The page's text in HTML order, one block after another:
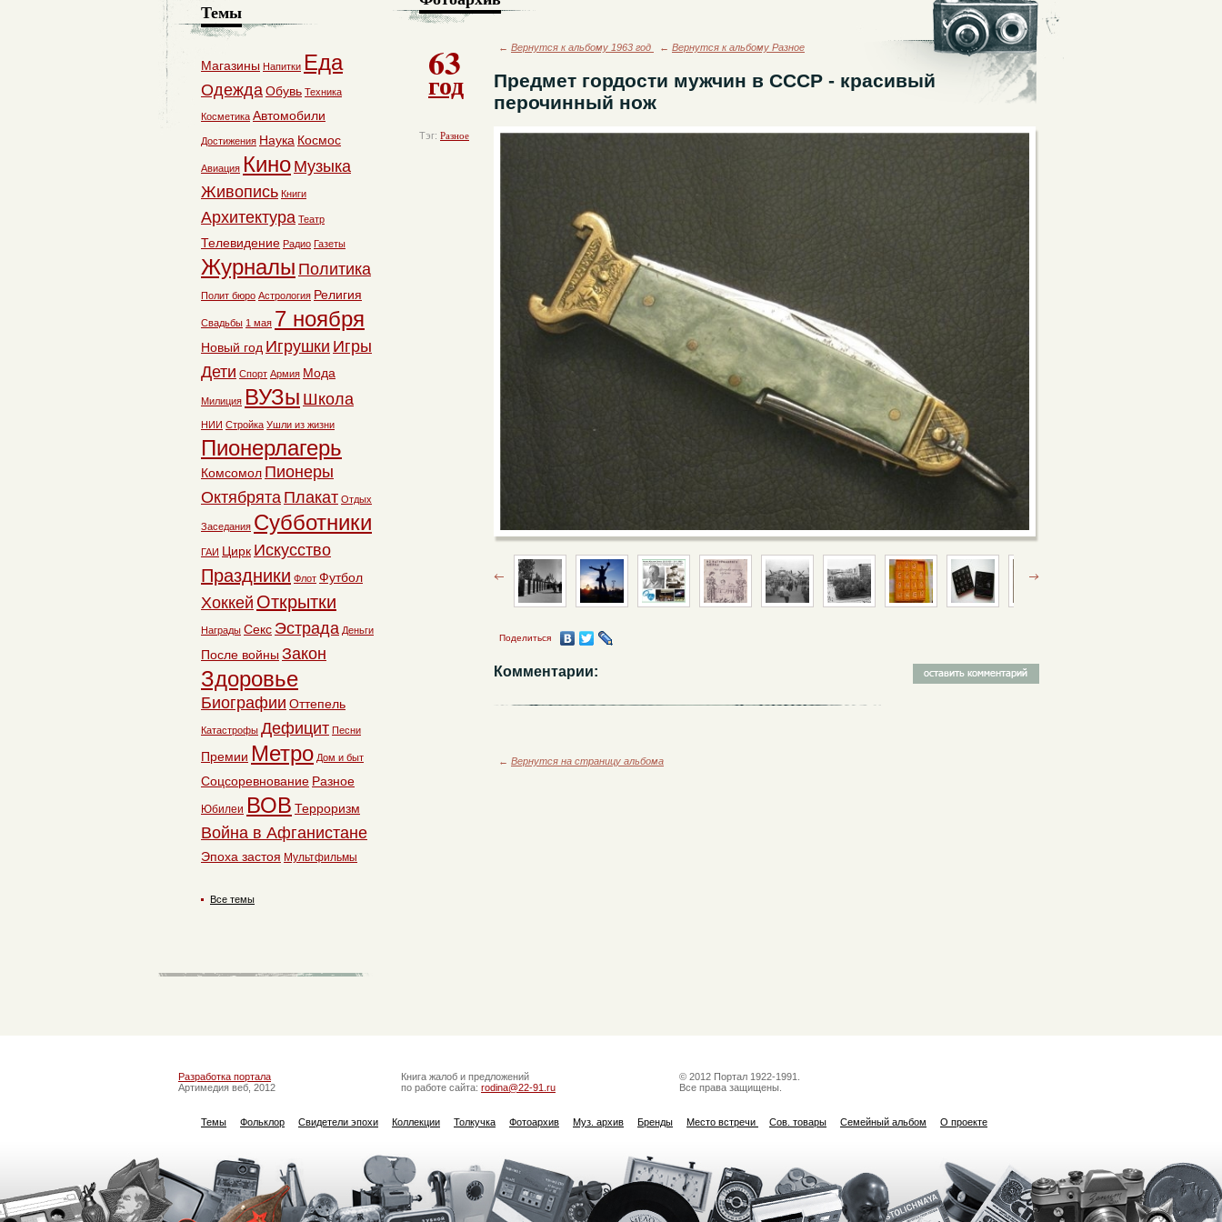
63
год
Тэг: Разное
← Вернутся к альбому 1963 год ← Вернутся к альбому Разное
Предмет гордости мужчин в СССР - красивый
перочинный нож
Поделиться
Комментарии:
← Вернутся на страницу альбома
Темы
Магазины Напитки Еда
ОдеждаОбувь Техника
Косметика Автомобили
Достижения Наука Космос
Авиация Кино Музыка
Живопись Книги
Архитектура Театр
Телевидение Радио Газеты
Журналы Политика
Полит бюро Астрология Религия
Свадьбы 1 мая 7 ноября
Новый год Игрушки Игры
Дети Спорт Армия Мода
Милиция ВУЗы Школа
НИИ Стройка Ушли из жизни
Пионерлагерь
Комсомол Пионеры
Октябрята Плакат Отдых
Заседания Субботники
ГАИ Цирк Искусство
Праздники Флот Футбол
Хоккей Открытки
Награды Секс Эстрада Деньги
После войны Закон
Здоровье
Биографии Оттепель
Катастрофы Дефицит Песни
Премии Метро Дом и быт
Соцсоревнование Разное
Юбилеи ВОВ Терроризм
Война в Афганистане
Эпоха застоя Мультфильмы
Все темы
Разработка портала
Артимедия веб, 2012
Книга жалоб и предложений
по работе сайта: rodina@22-91.ru
© 2012 Портал 1922-1991.
Все права защищены.
Темы Фольклор Свидетели эпохи Коллекции Толкучка Фотоархив Муз. архив Бренды Место встречи Сов. товары Семейный альбом О проекте